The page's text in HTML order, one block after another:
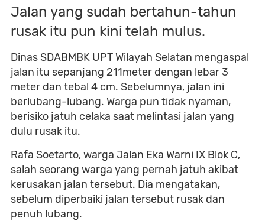
Jalan yang sudah bertahun-tahun
rusak itu pun kini telah mulus.
Dinas SDABMBK UPT Wilayah Selatan mengaspal
jalan itu sepanjang 211meter dengan lebar 3
meter dan tebal 4 cm. Sebelumnya, jalan ini
berlubang-lubang. Warga pun tidak nyaman,
berisiko jatuh celaka saat melintasi jalan yang
dulu rusak itu.
Rafa Soetarto, warga Jalan Eka Warni IX Blok C,
salah seorang warga yang pernah jatuh akibat
kerusakan jalan tersebut. Dia mengatakan,
sebelum diperbaiki jalan tersebut rusak dan
penuh lubang.